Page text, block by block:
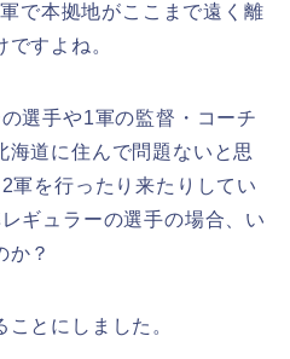
で本拠地がここまで遠く離
すよね。
選手や1軍の監督・コーチ
海道に住んで問題ないと思
軍を行ったり来たりしてい
ギュラーの選手の場合、い
か？
とにしました。